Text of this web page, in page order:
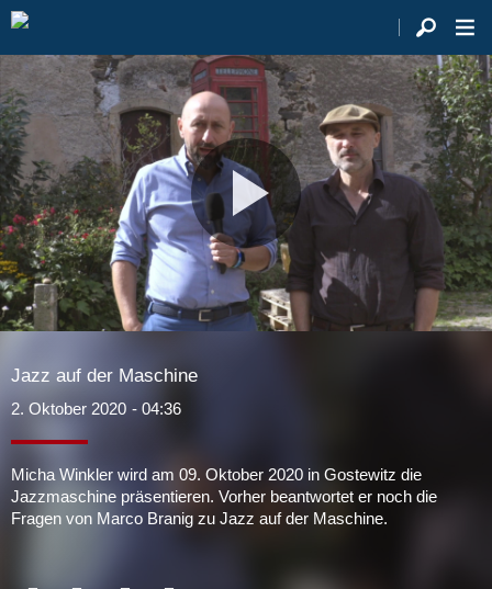
Video
Jazz auf der Maschine
2. Oktober 2020 - 04:36
Micha Winkler wird am 09. Oktober 2020 in Gostewitz die
Jazzmaschine präsentieren. Vorher beantwortet er noch die
Fragen von Marco Branig zu Jazz auf der Maschine.